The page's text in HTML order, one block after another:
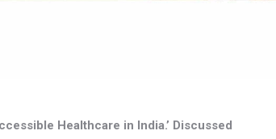
Healthcare in India.’ Discussed